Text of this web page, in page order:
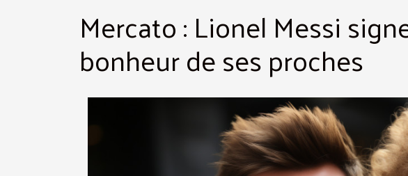
Mercato : Lionel Messi
bonheur de ses proches